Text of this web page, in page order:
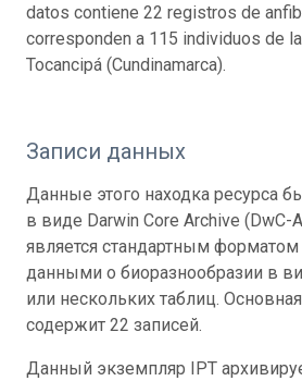
datos contiene 22 registros de
corresponden a 115 individuos de
Tocancipá (Cundinamarca).
Записи данных
Данные этого находка ресурса
в виде Darwin Core Archive (DwC-
является стандартным
данными о биоразнообразии в
или нескольких таблиц.
содержит 22 записей.
Данный экземпляр IPT